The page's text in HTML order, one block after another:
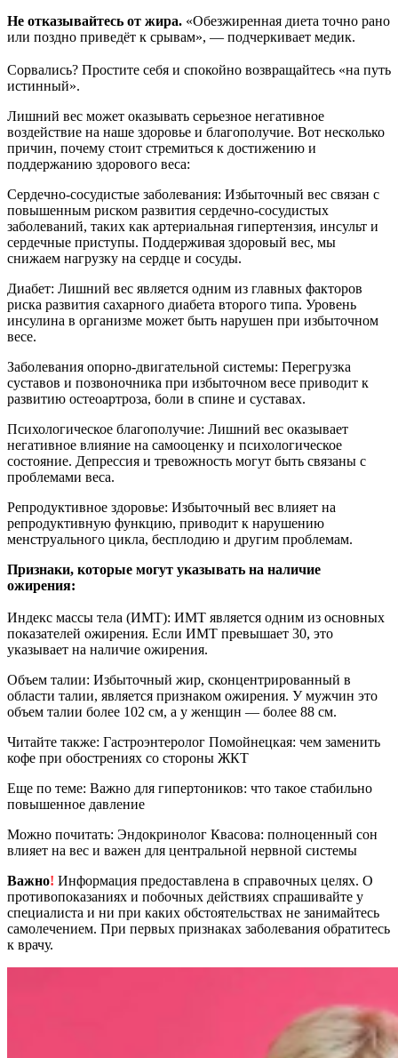
Не отказывайтесь от жира. «Обезжиренная диета точно рано
или поздно приведёт к срывам», — подчеркивает медик.
Сорвались? Простите себя и спокойно возвращайтесь «на путь
истинный».
Лишний вес может оказывать серьезное негативное
воздействие на наше здоровье и благополучие. Вот несколько
причин, почему стоит стремиться к достижению и
поддержанию здорового веса:
Сердечно-сосудистые заболевания: Избыточный вес связан с
повышенным риском развития сердечно-сосудистых
заболеваний, таких как артериальная гипертензия, инсульт и
сердечные приступы. Поддерживая здоровый вес, мы
снижаем нагрузку на сердце и сосуды.
Диабет: Лишний вес является одним из главных факторов
риска развития сахарного диабета второго типа. Уровень
инсулина в организме может быть нарушен при избыточном
весе.
Заболевания опорно-двигательной системы: Перегрузка
суставов и позвоночника при избыточном весе приводит к
развитию остеоартроза, боли в спине и суставах.
Психологическое благополучие: Лишний вес оказывает
негативное влияние на самооценку и психологическое
состояние. Депрессия и тревожность могут быть связаны с
проблемами веса.
Репродуктивное здоровье: Избыточный вес влияет на
репродуктивную функцию, приводит к нарушению
менструального цикла, бесплодию и другим проблемам.
Признаки, которые могут указывать на наличие
ожирения:
Индекс массы тела (ИМТ): ИМТ является одним из основных
показателей ожирения. Если ИМТ превышает 30, это
указывает на наличие ожирения.
Объем талии: Избыточный жир, сконцентрированный в
области талии, является признаком ожирения. У мужчин это
объем талии более 102 см, а у женщин — более 88 см.
Читайте также: Гастроэнтеролог Помойнецкая: чем заменить
кофе при обострениях со стороны ЖКТ
Еще по теме: Важно для гипертоников: что такое стабильно
повышенное давление
Можно почитать: Эндокринолог Квасова: полноценный сон
влияет на вес и важен для центральной нервной системы
Важно! Информация предоставлена в справочных целях. О
противопоказаниях и побочных действиях спрашивайте у
специалиста и ни при каких обстоятельствах не занимайтесь
самолечением. При первых признаках заболевания обратитесь
к врачу.